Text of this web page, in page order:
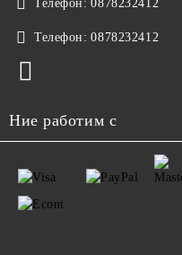
Телефон: 0878232412
Телефон: 0878232412
Ние работим с